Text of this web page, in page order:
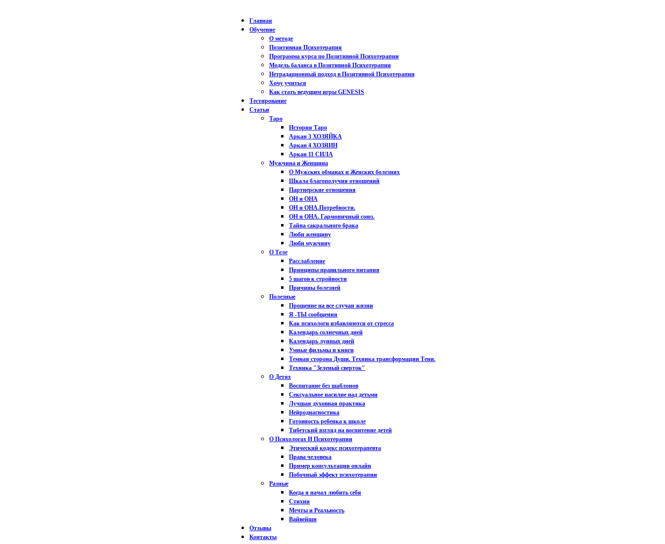
Главная
Обучение
О методе
Позитивная Психотерапия
Программа курса по Позитивной Психотерапии
Модель баланса в Позитивной Психотерапии
Нетрадационный подход в Позитивной Психотерапии
Хочу учиться
Как стать ведущим игры GENESIS
Тестирование
Статьи
Таро
История Таро
Аркан 3 ХОЗЯЙКА
Аркан 4 ХОЗЯИН
Аркан 11 СИЛА
Мужчина и Женщина
О Мужских обманах и Женских болезнях
Шкала благополучия отношений
Партнерские отношения
ОН и ОНА
ОН и ОНА.Потребности.
ОН и ОНА. Гармоничный союз.
Тайна сакрального брака
Люби женщину
Люби мужчину
О Теле
Расслабление
Принципы правильного питания
5 шагов к стройности
Причины болезней
Полезные
Прощение на все случаи жизни
Я -ТЫ сообщения
Как психологи избавляются от стресса
Календарь солнечных дней
Календарь лунных дней
Умные фильмы и книги
Темная сторона Души. Техника трансформации Тени.
Техника "Зеленый сверток"
О Детях
Воспитание без шаблонов
Сексуальное насилие над детьми
Лучшая духовная практика
Нейродиагностика
Готовность ребенка к школе
Тибетский взгляд на воспитение детей
О Психологах И Психотерапии
Этический кодекс психотерапевта
Права человека
Пример консультации онлайн
Побочный эффект психотерапии
Разные
Когда я начал любить себя
Стихии
Мечты и Реальность
Вайвейшн
Отзывы
Контакты